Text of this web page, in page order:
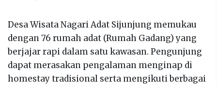
Desa Wisata Nagari Adat Sijunjung memukau
dengan 76 rumah adat (Rumah Gadang) yang
berjajar rapi dalam satu kawasan. Pengunjung
dapat merasakan pengalaman menginap di
homestay tradisional serta mengikuti berbagai